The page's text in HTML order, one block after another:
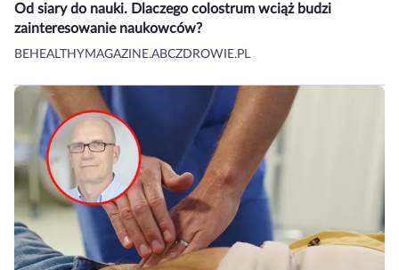
Od siary do nauki. Dlaczego colostrum wciąż budzi
zainteresowanie naukowców?
BEHEALTHYMAGAZINE.ABCZDROWIE.PL